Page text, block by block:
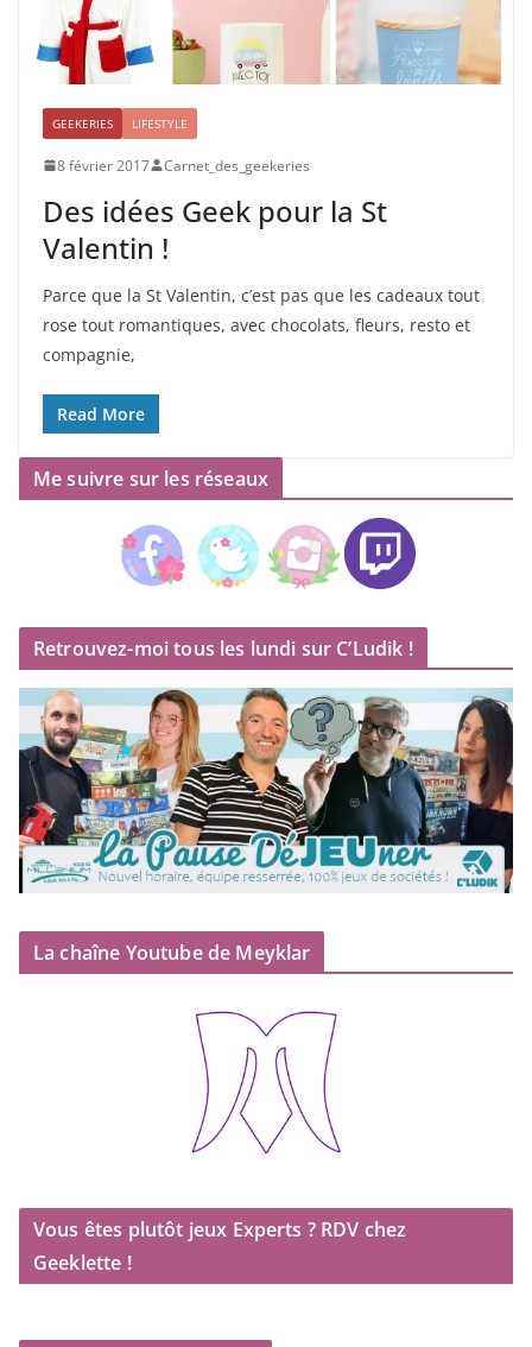
GEEKERIES LIFESTYLE
8 février 2017 Carnet_des_geekeries
Des idées Geek pour la St
Valentin !
Parce que la St Valentin, c’est pas que les cadeaux tout
rose tout romantiques, avec chocolats, fleurs, resto et
compagnie,
Read More
Me suivre sur les réseaux
Retrouvez-moi tous les lundi sur C’Ludik !
La chaîne Youtube de Meyklar
Vous êtes plutôt jeux Experts ? RDV chez
Geeklette !